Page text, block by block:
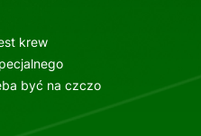
krew
być na czczo